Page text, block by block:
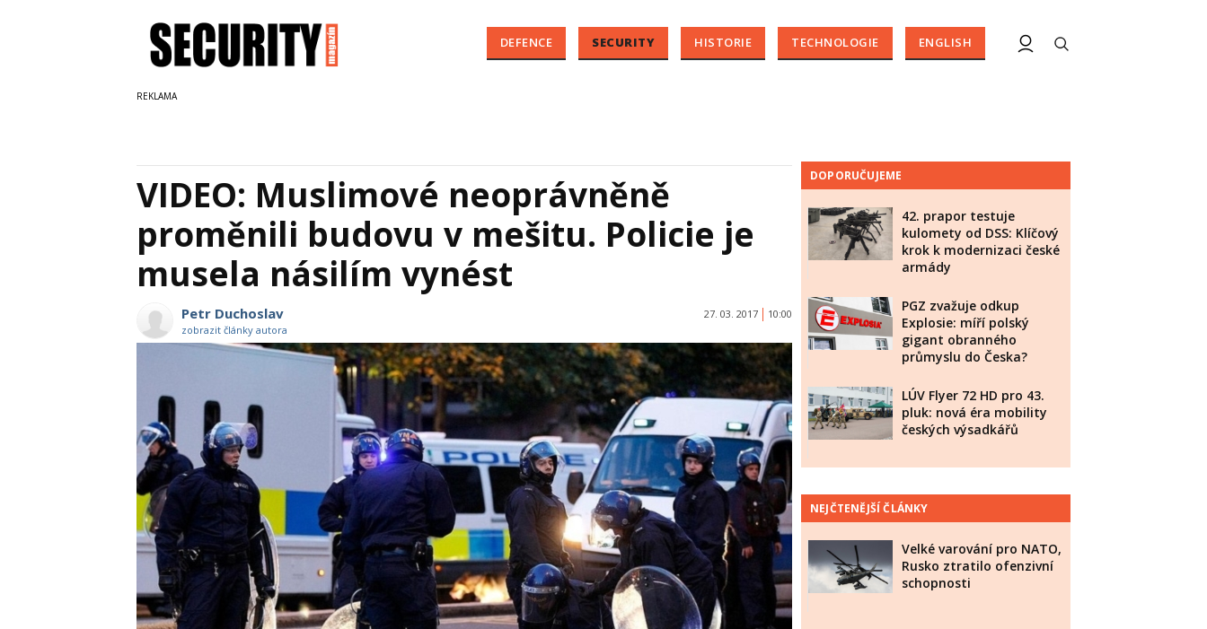
DEFENCE SECURITY HISTORIE TECHNOLOGIE ENGLISH
VIDEO: Muslimové neoprávněně
proměnili budovu v mešitu. Policie je
musela násilím vynést
Petr Duchoslav
zobrazit články autora
27. 03. 2017 10:00
DOPORUČUJEME
42. prapor testuje
kulomety od DSS: Klíčový
krok k modernizaci české
armády
PGZ zvažuje odkup
Explosie: míří polský
gigant obranného
průmyslu do Česka?
LÚV Flyer 72 HD pro 43.
pluk: nová éra mobility
českých výsadkářů
NEJČTENĚJŠÍ ČLÁNKY
Velké varování pro NATO,
Rusko ztratilo ofenzivní
schopnosti